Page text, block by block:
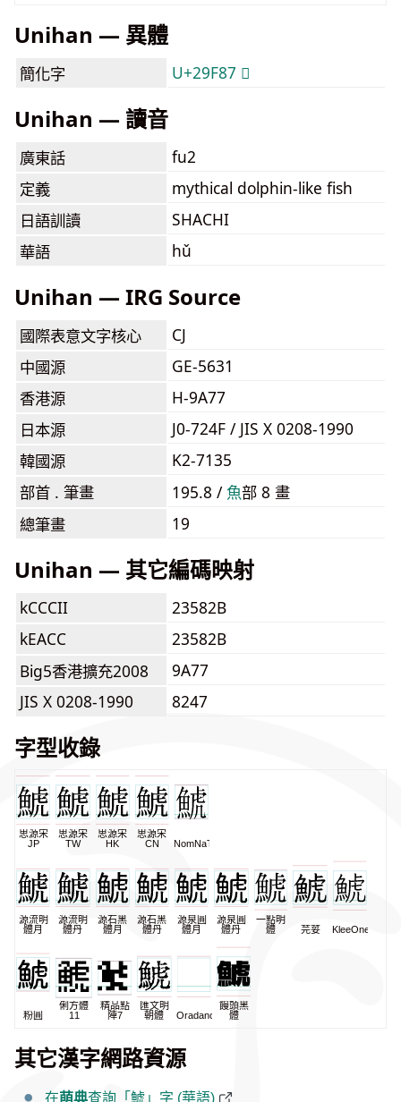
Unihan — 異體
簡化字 U+29F87 𩾇
Unihan — 讀音
廣東話
fu2
定義
mythical dolphin-like fish
日語訓讀
SHACHI
華語
hǔ
Unihan — IRG Source
國際表意文字核心
CJ
中國源
GE-5631
香港源
H-9A77
日本源
J0-724F / JIS X 0208-1990
韓國源
K2-7135
部首 . 筆畫
195.8 / ⿂部 8 畫
總筆畫
19
Unihan — 其它編碼映射
kCCCII
23582B
kEACC
23582B
Big5香港擴充2008
9A77
JIS X 0208-1990
8247
字型收錄
思源宋
JP
思源宋
TW
思源宋
HK
思源宋
CN
NomNaTong
源流明
體月
源流明
體丹
源石黑
體月
源石黑
體丹
源泉圓
體月
源泉圓
體丹
一點明
體
芫荽 KleeOne
粉圓
俐方體
11
精品點
陣7
匯文明
朝體
Oradano
饅頭黑
體
其它漢字網路資源
在萌典查詢「鯱」字 (華語)